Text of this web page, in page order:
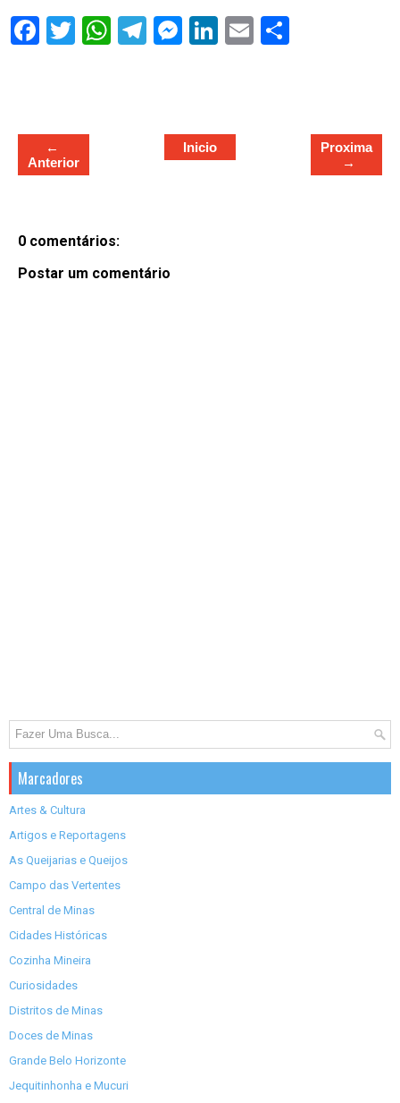
←
Anterior
Proxima
→
Inicio
0 comentários:
Postar um comentário
Marcadores
Artes & Cultura
Artigos e Reportagens
As Queijarias e Queijos
Campo das Vertentes
Central de Minas
Cidades Históricas
Cozinha Mineira
Curiosidades
Distritos de Minas
Doces de Minas
Grande Belo Horizonte
Jequitinhonha e Mucuri